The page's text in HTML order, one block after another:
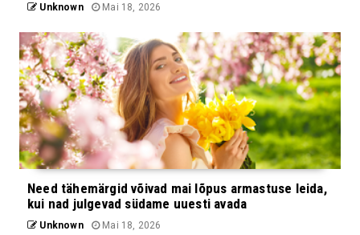
Unknown Mai 18, 2026
Need tähemärgid võivad mai lõpus armastuse leida,
kui nad julgevad südame uuesti avada
Unknown Mai 18, 2026